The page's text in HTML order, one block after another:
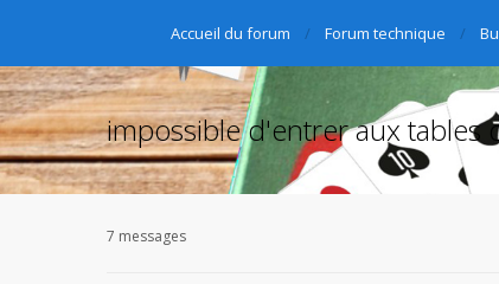
Accueil du forum Forum technique
impossible d'entrer aux tables
7 messages